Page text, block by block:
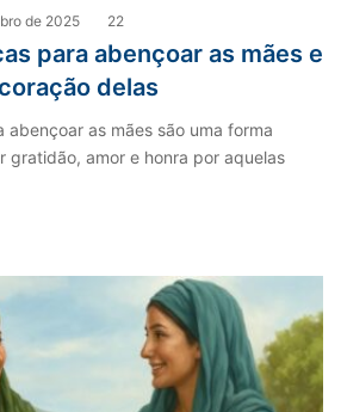
de 2025 22
para abençoar as mães e
delas
abençoar as mães são uma forma
gratidão, amor e honra por aquelas